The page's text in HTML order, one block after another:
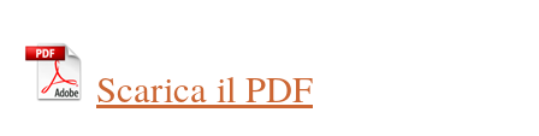
Scarica il PDF